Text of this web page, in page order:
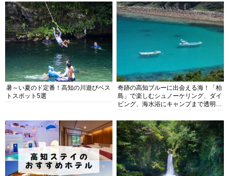
暑～い夏のド定番！高知の川遊びベス
トスポット5選
奇跡の高知ブルーに出会える海！「柏
島」で楽しむシュノーケリング、ダイ
ビング、海水浴にキャンプまで透明度